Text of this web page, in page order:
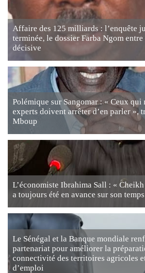
Affaire des 125 milliards : l’enquête
terminée, le dossier Farba Ngom entre
décisive
Polémique sur Sangomar : « Ceux qui
experts doivent arrêter d’en parler »,
Mboup
L’économiste Ibrahima Sall : «
a toujours été en avance sur son
Le Sénégal et la Banque mondiale
partenariat pour améliorer la
connectivité des territoires agricoles
d’emploi